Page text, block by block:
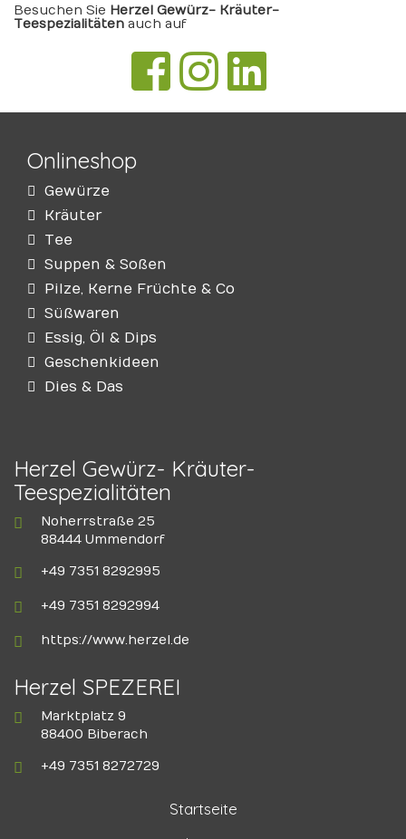
Besuchen Sie Herzel Gewürz- Kräuter-
Teespezialitäten auch auf
Onlineshop
Gewürze
Kräuter
Tee
Suppen & Soßen
Pilze, Kerne Früchte & Co
Süßwaren
Essig, Öl & Dips
Geschenkideen
Dies & Das
Herzel Gewürz- Kräuter-
Teespezialitäten
Noherrstraße 25
88444 Ummendorf
+49 7351 8292995
+49 7351 8292994
https://www.herzel.de
Herzel SPEZEREI
Marktplatz 9
88400 Biberach
+49 7351 8272729
Startseite